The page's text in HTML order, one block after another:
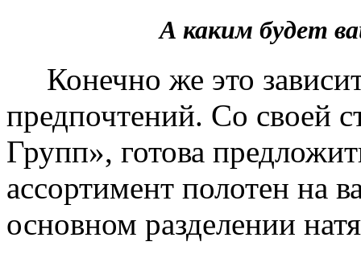
А каким будет
Конечно же это
предпочтений. Со своей
Групп», готова
ассортимент полотен на
основном разделении